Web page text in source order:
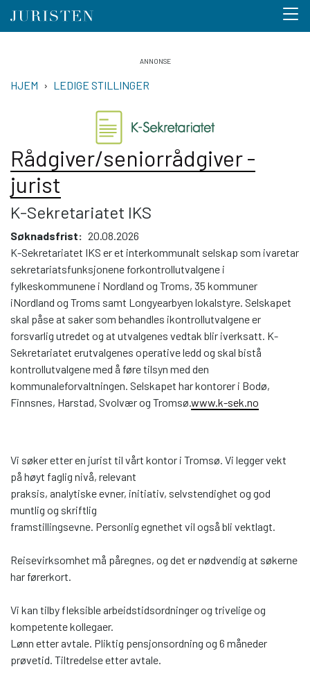
hovedinnhold
Menu
NAVIGASJONSSTI
HJEM LEDIGE STILLINGER
Rådgiver/seniorrådgiver -
jurist
K-Sekretariatet IKS
Søknadsfrist
20.08.2026
K-Sekretariatet IKS er et interkommunalt selskap som ivaretar
sekretariatsfunksjonene forkontrollutvalgene i
fylkeskommunene i Nordland og Troms, 35 kommuner
iNordland og Troms samt Longyearbyen lokalstyre. Selskapet
skal påse at saker som behandles ikontrollutvalgene er
forsvarlig utredet og at utvalgenes vedtak blir iverksatt. K-
Sekretariatet erutvalgenes operative ledd og skal bistå
kontrollutvalgene med å føre tilsyn med den
kommunaleforvaltningen. Selskapet har kontorer i Bodø,
Finnsnes, Harstad, Svolvær og Tromsø.www.k-sek.no
Vi søker etter en jurist til vårt kontor i Tromsø. Vi legger vekt
på høyt faglig nivå, relevant
praksis, analytiske evner, initiativ, selvstendighet og god
muntlig og skriftlig
framstillingsevne. Personlig egnethet vil også bli vektlagt.
Reisevirksomhet må påregnes, og det er nødvendig at søkerne
har førerkort.
Vi kan tilby fleksible arbeidstidsordninger og trivelige og
kompetente kollegaer.
Lønn etter avtale. Pliktig pensjonsordning og 6 måneder
prøvetid. Tiltredelse etter avtale.